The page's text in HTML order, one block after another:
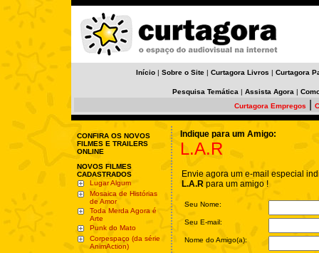
Início | Sobre o Site | Curtagora Livros | Curtagora
Pesquisa Temática | Assista Agora |
Curtagora Empregos
CONFIRA OS NOVOS
FILMES E TRAILERS
ONLINE
NOVOS FILMES
CADASTRADOS
Lugar Algum
Mosaica de Histórias
de Amor
Toda Merda Agora é
Arte
Punk do Mato
Corpespaço (da série
AnimAction)
Indique para um Amigo:
L.A.R
Envie agora um e-mail especial
L.A.R para um amigo !
Seu Nome:
Seu E-mail:
Nome do Amigo(a):